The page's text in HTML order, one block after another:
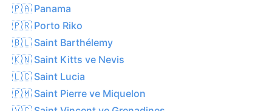
🇵🇦 Panama
🇵🇷 Porto Riko
🇧🇱 Saint Barthélemy
🇰🇳 Saint Kitts ve Nevis
🇱🇨 Saint Lucia
🇵🇲 Saint Pierre ve Miquelon